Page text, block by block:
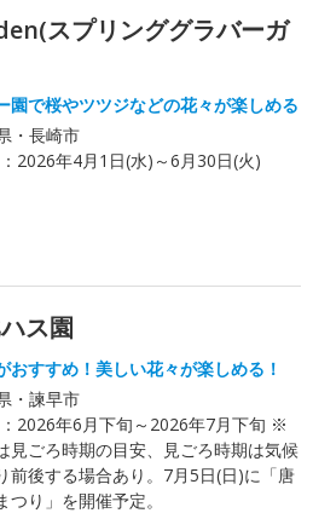
スプリンググラバーガ
園で桜やツツジなどの花々が楽しめる
・長崎市
2026年4月1日(水)～6月30日(火)
ス園
おすすめ！美しい花々が楽しめる！
・諫早市
2026年6月下旬～2026年7月下旬 ※
見ごろ時期の目安、見ごろ時期は気候
前後する場合あり。7月5日(日)に「唐
つり」を開催予定。